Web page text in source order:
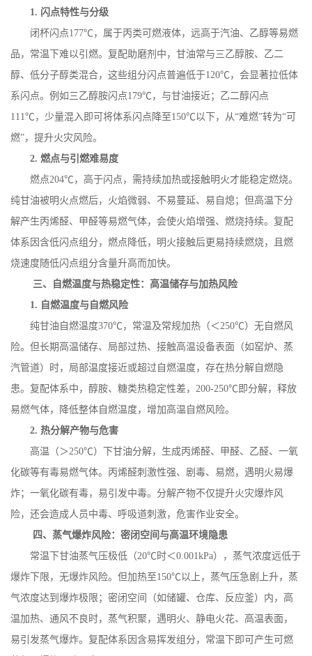
1. 闪点特性与分级
闭杯闪点177℃，属于丙类可燃液体，远高于汽油、乙醇等易燃
品，常温下难以引燃。复配助磨剂中，甘油常与三乙醇胺、乙二
醇、低分子醇类混合，这些组分闪点普遍低于120℃，会显著拉低体
系闪点。例如三乙醇胺闪点179℃，与甘油接近；乙二醇闪点
111℃，少量混入即可将体系闪点降至150℃以下，从“难燃”转为“可
燃”，提升火灾风险。
2.燃点与引燃难易度
燃点204℃，高于闪点，需持续加热或接触明火才能稳定燃烧。
纯甘油被明火点燃后，火焰微弱、不易蔓延、易自熄；但高温下分
解产生丙烯醛、甲醛等易燃气体，会使火焰增强、燃烧持续。复配
体系因含低闪点组分，燃点降低，明火接触后更易持续燃烧，且燃
烧速度随低闪点组分含量升高而加快。
三、自燃温度与热稳定性：高温储存与加热风险
1. 自燃温度与自燃风险
纯甘油自燃温度370℃，常温及常规加热（＜250℃）无自燃风
险。但长期高温储存、局部过热、接触高温设备表面（如窑炉、蒸
汽管道）时，局部温度接近或超过自燃温度，存在热分解自燃隐
患。复配体系中，醇胺、糖类热稳定性差， 200-250℃即分解，释放
易燃气体，降低整体自燃温度，增加高温自燃风险。
2.热分解产物与危害
高温（＞250℃）下甘油分解，生成丙烯醛、甲醛、乙醛、一氧
化碳等有毒易燃气体。丙烯醛刺激性强、剧毒、易燃，遇明火易爆
炸；一氧化碳有毒，易引发中毒。分解产物不仅提升火灾爆炸风
险，还会造成人员中毒、呼吸道刺激，危害作业安全。
四、蒸气爆炸风险：密闭空间与高温环境隐患
常温下甘油蒸气压极低（20℃时＜0.001kPa），蒸气浓度远低于
爆炸下限，无爆炸风险。但加热至150℃以上，蒸气压急剧上升，蒸
气浓度达到爆炸极限；密闭空间（如储罐、仓库、反应釜）内，高
温加热、通风不良时，蒸气积聚，遇明火、静电火花、高温表面，
易引发蒸气爆炸。复配体系因含易挥发组分，常温下即可产生可燃